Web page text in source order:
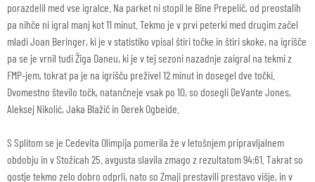
porazdelil med vse igralce. Na parket ni stopil le Bine Prepelič, od preostalih
pa nihče ni igral manj kot 11 minut. Tekmo je v prvi peterki med drugim začel
mladi Joan Beringer, ki je v statistiko vpisal štiri točke in štiri skoke, na igrišče
pa se je vrnil tudi Žiga Daneu, ki je v tej sezoni nazadnje zaigral na tekmi z
FMP-jem, tokrat pa je na igrišču preživel 12 minut in dosegel dve točki.
Dvomestno število točk, natančneje vsak po 10, so dosegli DeVante Jones,
Aleksej Nikolić, Jaka Blažič in Derek Ogbeide.
S Splitom se je Cedevita Olimpija pomerila že v letošnjem pripravljalnem
obdobju in v Stožicah 25. avgusta slavila zmago z rezultatom 94:61. Takrat so
gostje tekmo zelo dobro odprli, nato so Zmaji prestavili prestavo višje, in v